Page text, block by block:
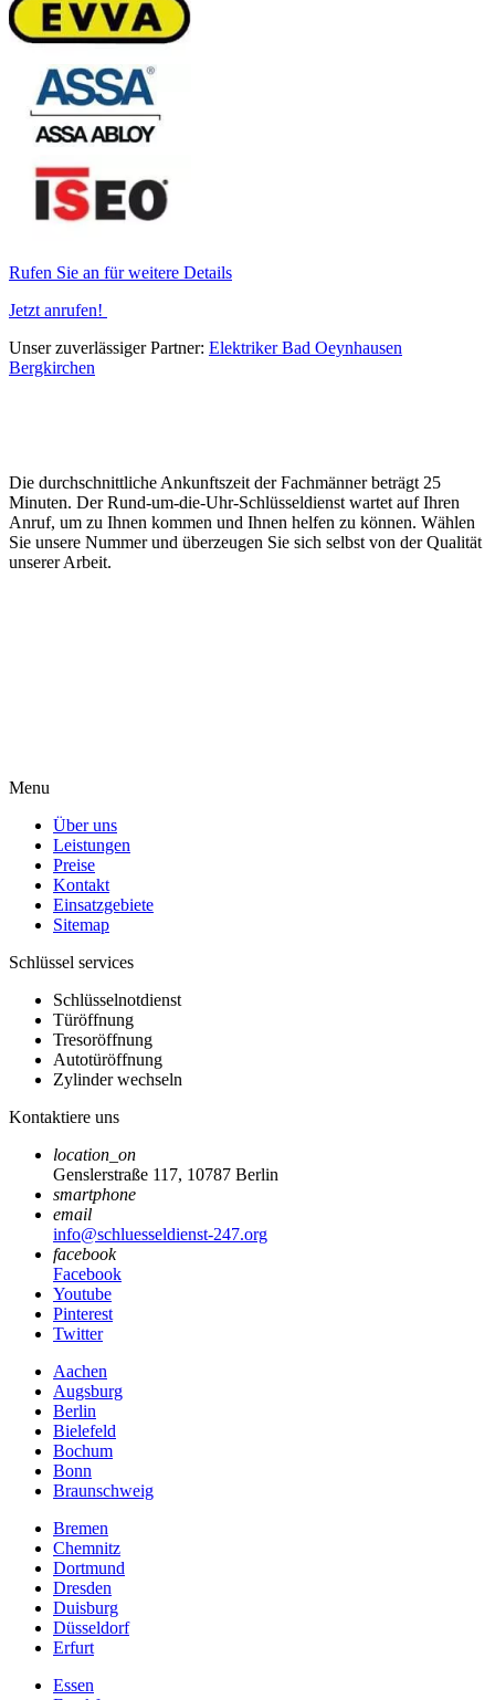
Rufen Sie an für weitere Details
Jetzt anrufen!
Unser zuverlässiger Partner: Elektriker Bad Oeynhausen
Bergkirchen
Die durchschnittliche Ankunftszeit der Fachmänner beträgt 25
Minuten. Der Rund-um-die-Uhr-Schlüsseldienst wartet auf Ihren
Anruf, um zu Ihnen kommen und Ihnen helfen zu können. Wählen
Sie unsere Nummer und überzeugen Sie sich selbst von der Qualität
unserer Arbeit.
Menu
Über uns
Leistungen
Preise
Kontakt
Einsatzgebiete
Sitemap
Schlüssel services
Schlüsselnotdienst
Türöffnung
Tresoröffnung
Autotüröffnung
Zylinder wechseln
Kontaktiere uns
location_on
Genslerstraße 117, 10787 Berlin
smartphone
email
info@schluesseldienst-247.org
facebook
Facebook
Youtube
Pinterest
Twitter
Aachen
Augsburg
Berlin
Bielefeld
Bochum
Bonn
Braunschweig
Bremen
Chemnitz
Dortmund
Dresden
Duisburg
Düsseldorf
Erfurt
Essen